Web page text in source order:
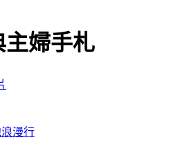
主婦手札
漫行